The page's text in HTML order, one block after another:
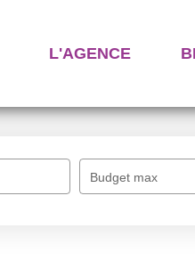
L'AGENCE
Budget max